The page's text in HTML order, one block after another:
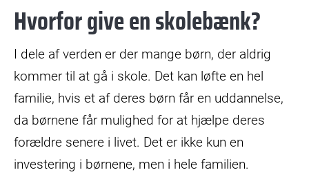
Hvorfor give en skolebænk?
I dele af verden er der mange børn, der aldrig
kommer til at gå i skole. Det kan løfte en hel
familie, hvis et af deres børn får en uddannelse,
da børnene får mulighed for at hjælpe deres
forældre senere i livet. Det er ikke kun en
investering i børnene, men i hele familien.